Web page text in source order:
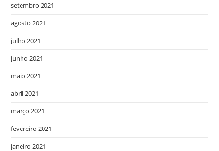
setembro 2021
agosto 2021
julho 2021
junho 2021
maio 2021
abril 2021
março 2021
fevereiro 2021
janeiro 2021